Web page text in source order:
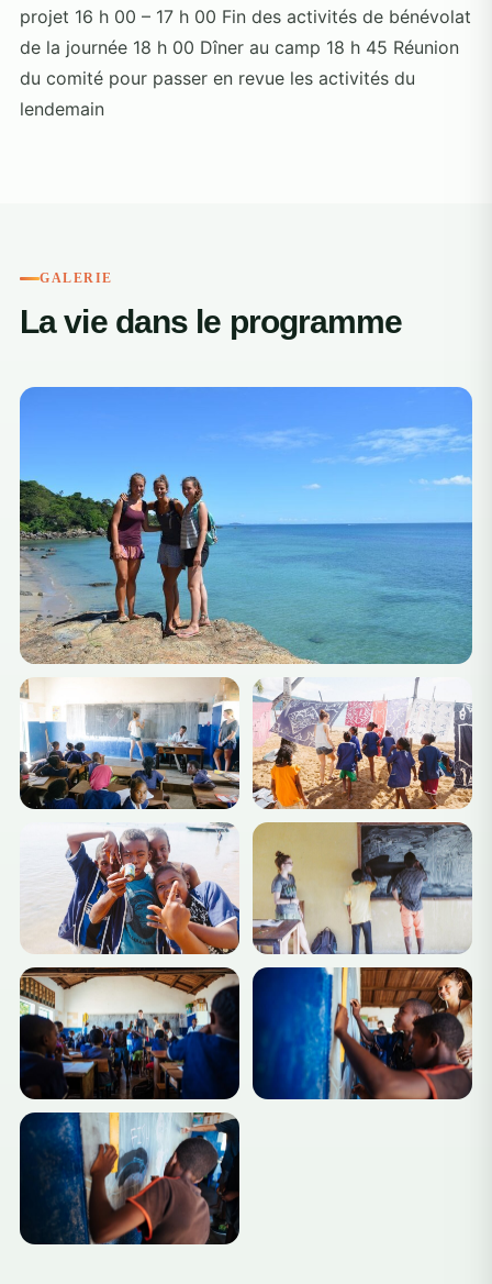
projet 16 h 00 – 17 h 00 Fin des activités de bénévolat
de la journée 18 h 00 Dîner au camp 18 h 45 Réunion
du comité pour passer en revue les activités du
lendemain
GALERIE
La vie dans le programme